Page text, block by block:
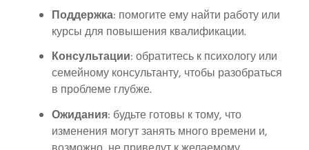
Поддержка: помогите ему найти работу или
курсы для повышения квалификации.
Консультации: обратитесь к психологу или
семейному консультанту, чтобы разобраться
в проблеме глубже.
Ожидания: будьте готовы к тому, что
изменения могут занять много времени и,